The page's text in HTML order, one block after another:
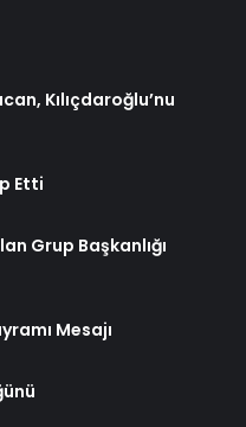
Kılıçdaroğlu’nu
Etti
Grup Başkanlığı
Mesajı